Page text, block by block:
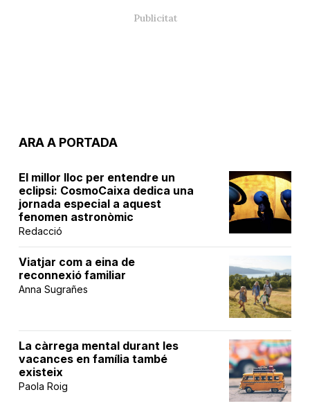
ARA A PORTADA
El millor lloc per entendre un
eclipsi: CosmoCaixa dedica una
jornada especial a aquest
fenomen astronòmic
Redacció
Viatjar com a eina de
reconnexió familiar
Anna Sugrañes
La càrrega mental durant les
vacances en família també
existeix
Paola Roig